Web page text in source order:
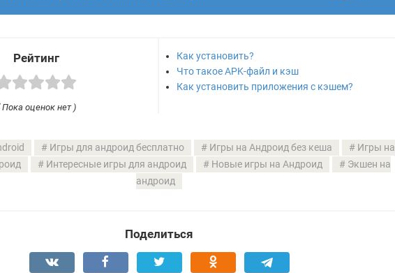
Рейтинг
Пока оценок нет )
Как установить?
Что такое APK-файл и кэш
Как установить приложения с кэшем?
Игры для андроид бесплатно Игры на Андроид без кеша
Игры на
Интересные игры для андроид Новые игры на Андроид
Экшен на
андроид
Поделиться